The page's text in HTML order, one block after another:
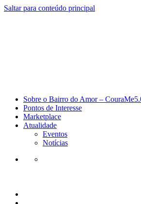
Saltar para conteúdo principal
Sobre o Bairro do Amor –
Pontos de Interesse
Marketplace
Atualidade
Eventos
Notícias